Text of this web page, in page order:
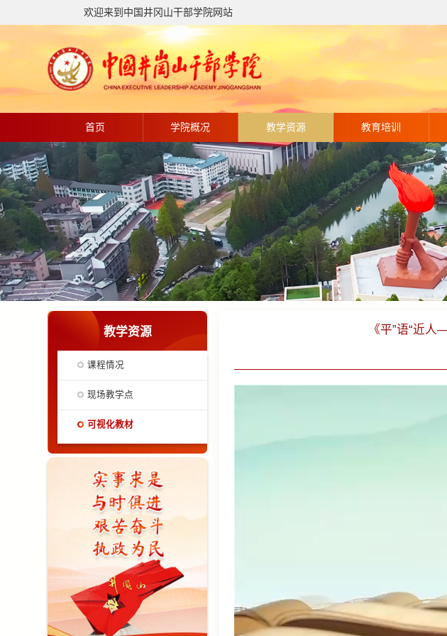
欢迎来到中国井冈山干部学院网站
首页 学院概况 教学资源 教育培训
教学资源
课程情况
现场教学点
可视化教材
《平”语“近